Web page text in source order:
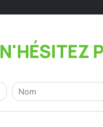
N'HÉSITEZ